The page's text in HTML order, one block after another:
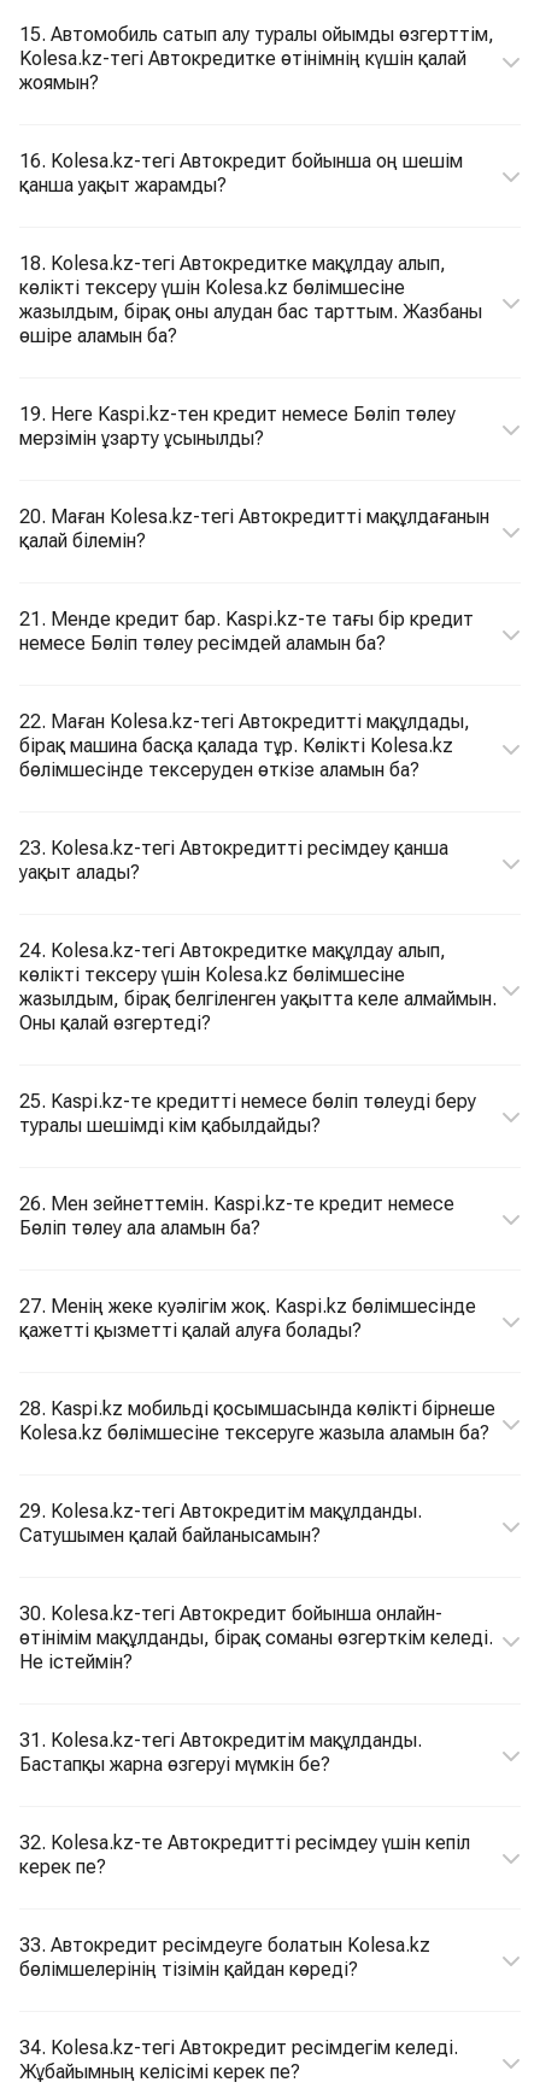
15. Автомобиль сатып алу туралы ойымды өзгерттім,
Kolesa.kz-тегі Автокредитке өтінімнің күшін қалай
жоямын?
16. Kolesa.kz-тегі Автокредит бойынша оң шешім
қанша уақыт жарамды?
18. Kolesa.kz-тегі Автокредитке мақұлдау алып,
көлікті тексеру үшін Kolesa.kz бөлімшесіне
жазылдым, бірақ оны алудан бас тарттым. Жазбаны
өшіре аламын ба?
19. Неге Kaspi.kz-тен кредит немесе Бөліп төлеу
мерзімін ұзарту ұсынылды?
20. Маған Кolesa.kz-тегі Автокредитті мақұлдағанын
қалай білемін?
21. Менде кредит бар. Kaspi.kz-те тағы бір кредит
немесе Бөліп төлеу ресімдей аламын ба?
22. Маған Kolesa.kz-тегі Автокредитті мақұлдады,
бірақ машина басқа қалада тұр. Көлікті Kolesa.kz
бөлімшесінде тексеруден өткізе аламын ба?
23. Kolesa.kz-тегі Автокредитті ресімдеу қанша
уақыт алады?
24. Kolesa.kz-тегі Автокредитке мақұлдау алып,
көлікті тексеру үшін Kolesa.kz бөлімшесіне
жазылдым, бірақ белгіленген уақытта келе алмаймын.
Оны қалай өзгертеді?
25. Kaspi.kz-те кредитті немесе бөліп төлеуді беру
туралы шешімді кім қабылдайды?
26. Мен зейнеттемін. Kaspi.kz-те кредит немесе
Бөліп төлеу ала аламын ба?
27. Менің жеке куәлігім жоқ. Kaspi.kz бөлімшесінде
қажетті қызметті қалай алуға болады?
28. Kaspi.kz мобильді қосымшасында көлікті бірнеше
Kolesa.kz бөлімшесіне тексеруге жазыла аламын ба?
29. Kolesa.kz-тегі Автокредитім мақұлданды.
Сатушымен қалай байланысамын?
30. Kolesa.kz-тегі Автокредит бойынша онлайн-
өтінімім мақұлданды, бірақ соманы өзгерткім келеді.
Не істеймін?
31. Kolesa.kz-тегі Автокредитім мақұлданды.
Бастапқы жарна өзгеруі мүмкін бе?
32. Kolesa.kz-те Автокредитті ресімдеу үшін кепіл
керек пе?
33. Автокредит ресімдеуге болатын Kolesa.kz
бөлімшелерінің тізімін қайдан көреді?
34. Kolesa.kz-тегі Автокредит ресімдегім келеді.
Жұбайымның келісімі керек пе?